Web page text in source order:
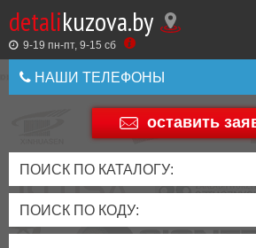
detalikuzova.by
9-19 пн-пт, 9-15 cб
НАШИ ТЕЛЕФОНЫ
+375 44 586 05 44
оставить
ПОИСК ПО КАТАЛОГУ:
ПОИСК ПО КОДУ:
Купить
в
1
Беларусь
+375
+375
ТАКЖЕ
ВЫ
МОЖЕТЕ
У
ЗАКАЗАТЬ
ТО
ФИЛЬТРА
ТОРМОЗНАЯ
СИСТЕМА
ПОДВЕСКА
РУЛЕВОЕ
ТРАНСМИССИЯ
ПРИВОД
ДВИГАТЕЛЬ
ВЫХЛОП
ЭЛЕКТРИКА
ОСВЕЩЕНИЕ